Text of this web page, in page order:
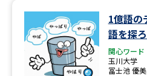
1億語の
語を探
関心ワード
玉川大学
冨士池 優